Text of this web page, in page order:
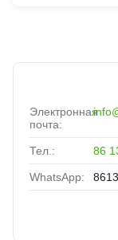
Электронная
почта:
Тел.: 86
WhatsApp: